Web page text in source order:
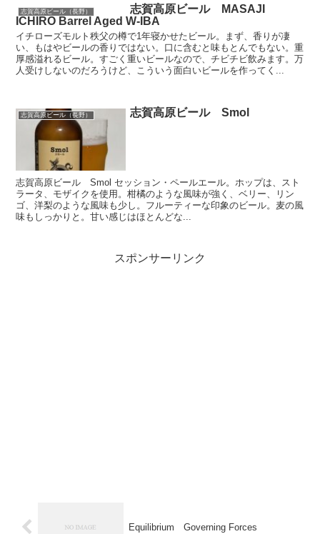
志賀高原ビール（長野）
志賀高原ビール MASAJI
ICHIRO Barrel Aged W-IBA
イチローズモルト秩父の樽で1年寝かせたビール。まず、香りが凄
い、もはやビールの香りではない。口に含むと味もとんでもない。重
厚感溢れるビール。すごく重いビールなので、チビチビ飲みます。万
人受けしないのだろうけど、こういう面白いビールを作ってく...
志賀高原ビール（長野） 志賀高原ビール Smol
志賀高原ビール Smol セッション・ペールエール。ホップは、スト
ラータ、モザイクを使用。柑橘のような風味が強く、ベリー、リン
ゴ、洋梨のような風味も少し。フルーティーな印象のビール。麦の風
味もしっかりと。甘い感じはほとんどな...
スポンサーリンク
Equilibrium Governing Forces